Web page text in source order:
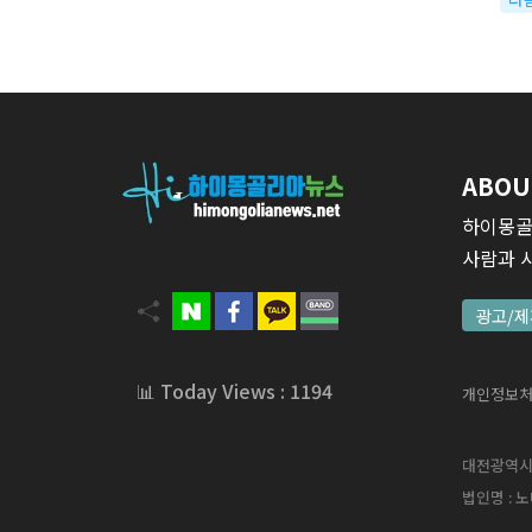
📊 Today Views : 1194
하이몽
사람과
광고/
개인정보
대전광역
법인명 :